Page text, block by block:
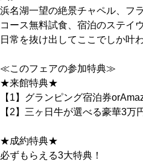
浜名湖一望の絶景チャペル、フ
コース無料試食、宿泊のステイ
日常を抜け出してここでしか叶
≪このフェアの参加特典≫
★来館特典★
【1】グランピング宿泊券
【2】三ヶ日牛が選べる豪華3万
★成約特典★
必ずもらえる3大特典！